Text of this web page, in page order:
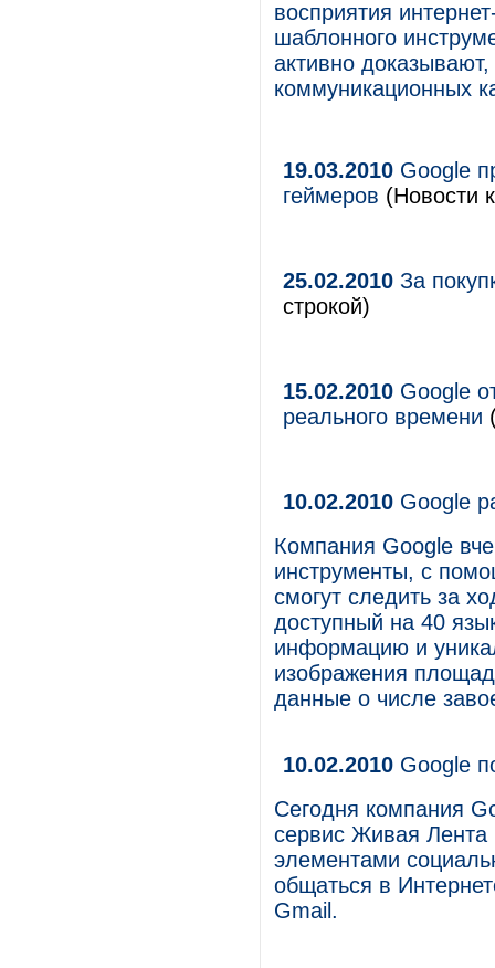
восприятия
шаблонного
активно
коммуникационных
19.03.2010 Google
геймеров (Новости
25.02.2010 За
строкой)
15.02.2010 Google
реального времени
10.02.2010 Google
Компания Google
инструменты, с
смогут следить за
доступный на 40
информацию и
изображения
данные о числе
10.02.2010 Google
Сегодня компания
сервис Живая Лента
элементами
общаться в
Gmail.